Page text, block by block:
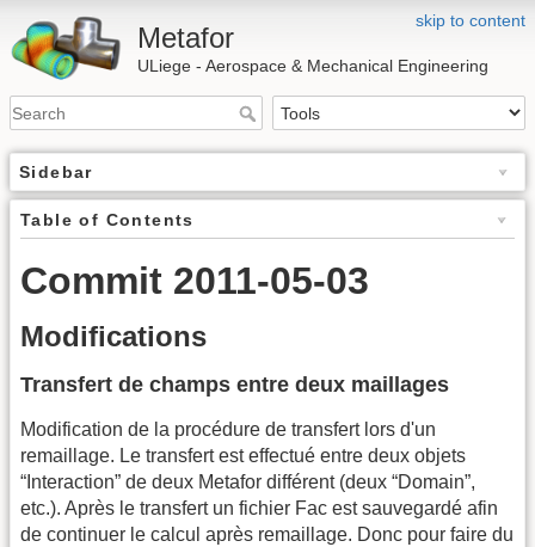
skip to content
Metafor
ULiege - Aerospace & Mechanical Engineering
Sidebar
Table of Contents
Commit 2011-05-03
Modifications
Transfert de champs entre deux maillages
Modification de la procédure de transfert lors d'un
remaillage. Le transfert est effectué entre deux objets
“Interaction” de deux Metafor différent (deux “Domain”,
etc.). Après le transfert un fichier Fac est sauvegardé afin
de continuer le calcul après remaillage. Donc pour faire du